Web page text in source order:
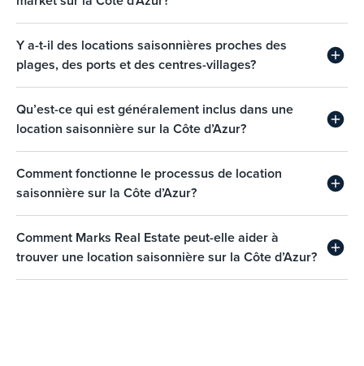
Y a-t-il des locations saisonnières proches des
plages, des ports et des centres-villages?
Qu’est-ce qui est généralement inclus dans une
location saisonnière sur la Côte d’Azur?
Comment fonctionne le processus de location
saisonnière sur la Côte d’Azur?
Comment Marks Real Estate peut-elle aider à
trouver une location saisonnière sur la Côte d’Azur?